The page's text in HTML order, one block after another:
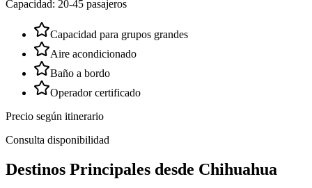
Capacidad: 20-45 pasajeros
Capacidad para grupos grandes
Aire acondicionado
Baño a bordo
Operador certificado
Precio según itinerario
Consulta disponibilidad
Destinos Principales desde Chihuahua